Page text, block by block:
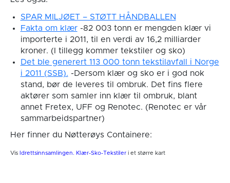
SPAR MILJØET – STØTT HÅNDBALLEN
Fakta om klær-82 003 tonn er mengden klær vi
importerte i 2011, til en verdi av 16,2 milliarder
kroner. (I tillegg kommer tekstiler og sko)
Det ble generert 113 000 tonn tekstilavfall i Norge
i 2011 (SSB). -Dersom klær og sko er i god nok
stand, bør de leveres til ombruk. Det fins flere
aktører som samler inn klær til ombruk, blant
annet Fretex, UFF og Renotec. (Renotec er vår
sammarbeidspartner)
Her finner du Nøtterøys Containere:
Vis Idrettsinnsamlingen. Klær-Sko-Tekstileri et større kart